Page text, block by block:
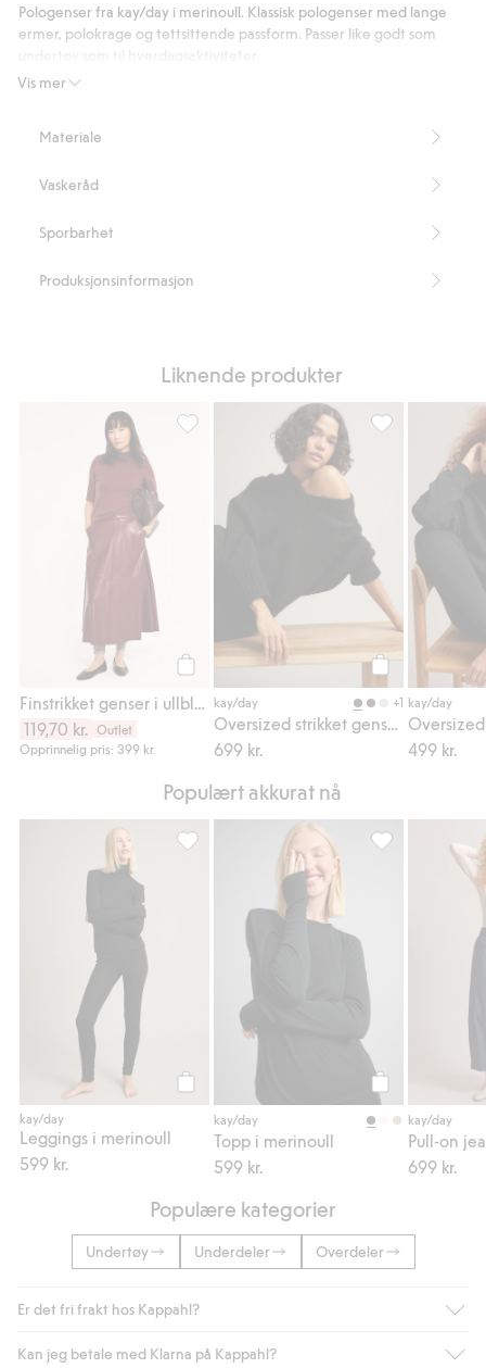
bukser
fit
Vis mer
Pologenser fra kay/day i merinoull. Klassisk pologenser med lange
ermer, polokrage og tettsittende passform. Passer like godt som
Tettsittende passform
Del av et sett
100 % sertifisert ull.
RWS certified wool
Materiale
Vaskeråd
Sporbarhet
Produksjonsinformasjon
Liknende produkter
Legg til
119,70 kr.
Outlet
Opprinnelig pris: 399 kr.
Finstrikket genser i ullblanding, Legg til i
Legg til
kay/day +1
699 kr.
Oversized
kay/day
499 kr.
Populært akkurat nå
Legg til
kay/day
Leggings i merinoull
599 kr.
Leggings i merinoull, Legg til i favoriter
Legg til
kay/day
Topp i merinoull
599 kr.
Topp i
kay/day
699 kr.
Populære kategorier
Undertøy Underdeler Overdeler
Er det fri frakt hos Kappahl?
Kan jeg betale med Klarna på Kappahl?